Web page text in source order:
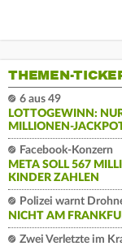
THEMEN-
6 aus 49
LOTTOGEWINN:
MILLIONEN-
Facebook-Konzern
META SOLL 567
KINDER ZAHLEN
Polizei warnt
NICHT AM
Zwei Verletzte im